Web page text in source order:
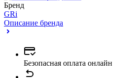
Бренд
GRi
Описание бренда
Безопасная оплата онлайн